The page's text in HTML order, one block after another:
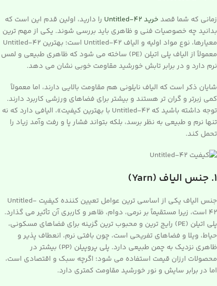
زمانی که شما قصد خرید Untitled-42
را دارید، اولین قدم این است که
بدانید چه خصوصیات فنی و ظاهری باید بررسی شوند. یکی از مهم ترین
معیارها، نوع مواد اولیه و الیاف Untitled-42 است؛ بهترین Untitled-42
معمولاً از الیاف پلی اتیلن (PE) ساخته می شود که ظاهری طبیعی و لمس
نرم دارد و در برابر تابش خورشید مقاومت خوبی نشان می دهد.
شایان ذکر است که الیاف نایلونی هم مقاومت بالایی دارند، اما معمولاً
کمی زبرتر و گران تر هستند و بیشتر برای فضاهای ورزشی کاربرد دارند.
توجه داشته باشید که Untitled-42 با بهترین کیفیت»، الیافی دارد که نه
تنها نرم و طبیعی به نظر برسد، بلکه بتواند فشار پا و رفت وآمد زیاد را
تحمل کند.
۱. جنس الیاف (Yarn)
جنس الیاف یکی از اساسی ترین عوامل تعیین کننده کیفیت Untitled-
42 است، زیرا مستقیماً بر نرمی، دوام، ظاهر و کاربری آن تأثیر می گذارد.
پلی اتیلن (PE) رایج ترین و محبوب ترین گزینه برای فضاهای مسکونی،
حیاط، ویلا و فضاهای تفریحی است، چون بافتی نرم، انعطاف پذیر و
ظاهری نزدیک به چمن طبیعی دارد. پلی پروپیلن (PP) بیشتر در
محصولات ارزان قیمت استفاده می شود؛ اگرچه سبک و اقتصادی است،
اما در برابر سایش و نور خورشید مقاومت کمتری دارد.